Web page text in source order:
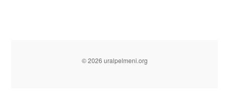
© 2026 uralpelmeni.org